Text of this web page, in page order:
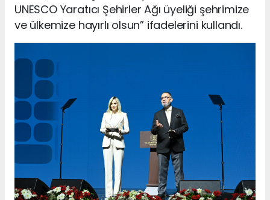
UNESCO Yaratıcı Şehirler Ağı üyeliği şehrimize
ve ülkemize hayırlı olsun” ifadelerini kullandı.